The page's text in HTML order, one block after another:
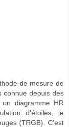
de mesure de
connue depuis des
diagramme HR
d'étoiles, le
(TRGB). C'est